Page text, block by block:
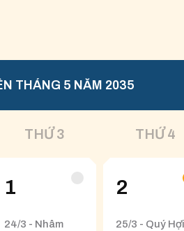
THÁNG 5 NĂM 2035
THỨ 3 THỨ 4
1
24/3 - Nhâm
2
25/3 - Quý Hợi